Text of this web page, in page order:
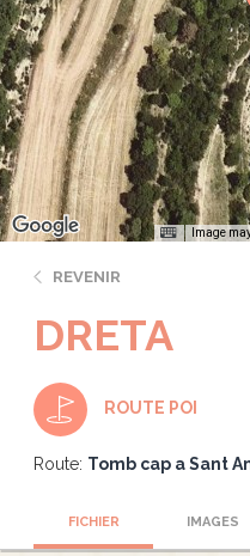
Image
REVENIR
DRETA
ROUTE POI
Route: Tomb cap a Sant
FICHIER IMAGES